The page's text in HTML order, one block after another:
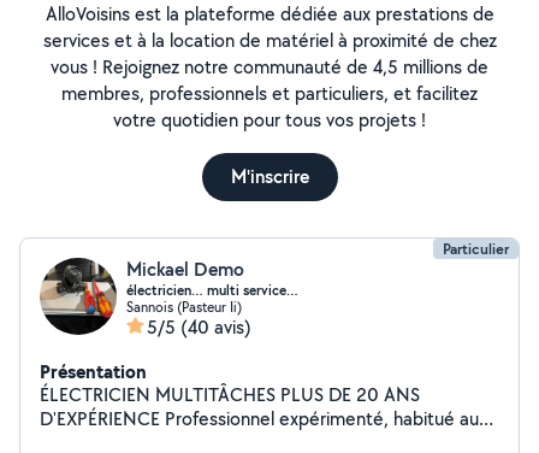
AlloVoisins est la plateforme dédiée aux prestations de
services et à la location de matériel à proximité de chez
vous ! Rejoignez notre communauté de 4,5 millions de
membres, professionnels et particuliers, et facilitez
votre quotidien pour tous vos projets !
M'inscrire
Particulier
Mickael Demo
électricien… multi service…
Sannois (Pasteur Ii)
5/5 (40 avis)
Présentation
ÉLECTRICIEN MULTITÂCHES PLUS DE 20 ANS
D'EXPÉRIENCE Professionnel expérimenté, habitué aux